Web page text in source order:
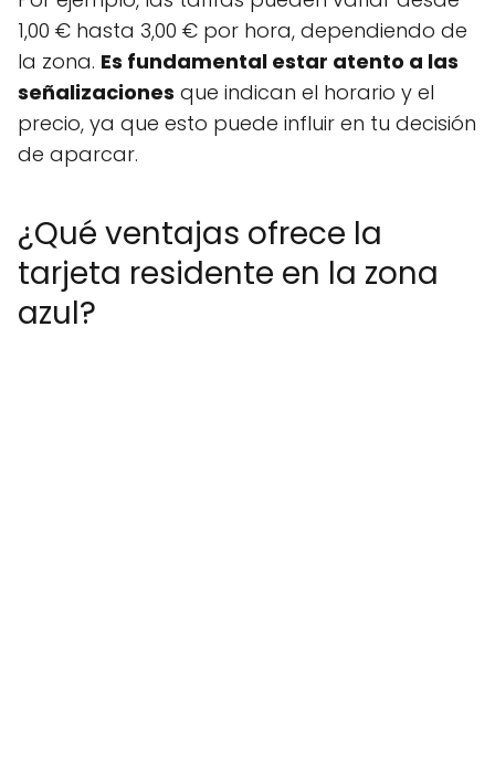
1,00 € hasta 3,00 € por hora, dependiendo de
la zona. Es fundamental estar atento a las
señalizaciones que indican el horario y el
precio, ya que esto puede influir en tu decisión
de aparcar.
¿Qué ventajas ofrece la
tarjeta residente en la zona
azul?